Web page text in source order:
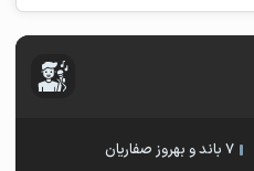
7 باند و بهروز صفاریان